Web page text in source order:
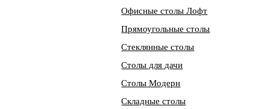
Офисные столы Лофт
Прямоугольные столы
Стеклянные столы
Столы для дачи
Столы Модерн
Складные столы